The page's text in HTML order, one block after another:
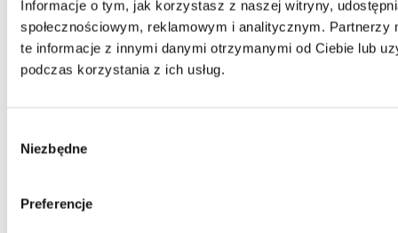
Informacje o tym, jak korzystasz z naszej witryny,
społecznościowym, reklamowym i analitycznym. Partnerzy
te informacje z innymi danymi otrzymanymi od Ciebie lub
podczas korzystania z ich usług.
zgody
Niezbędne
Preferencje
Telefon: 58 309 03 07
E-mail: kontakt@dks.pl
Dział Obsługi Klienta
Telefon: 58 350 66 05
DKS Sp. z o.o.
80-180 Kowale